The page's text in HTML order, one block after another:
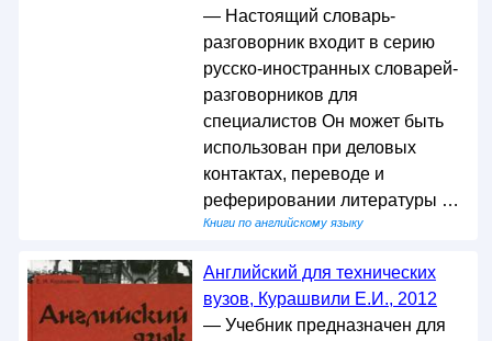
— Настоящий словарь-
разговорник входит в серию
русско-иностранных словарей-
разговорников для
специалистов Он может быть
использован при деловых
контактах, переводе и
реферировании литературы …
Книги по английскому языку
Английский для технических
вузов, Курашвили Е.И., 2012
— Учебник предназначен для